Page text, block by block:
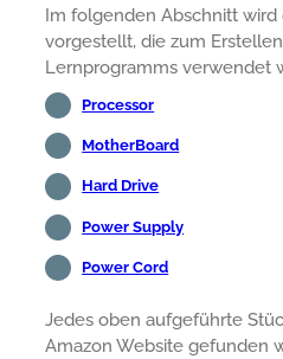
Im folgenden Abschnitt wird
vorgestellt, die zum
Lernprogramms verwendet
Processor
MotherBoard
Hard Drive
Power Supply
Power Cord
Jedes oben aufgeführte
Amazon Website gefunden